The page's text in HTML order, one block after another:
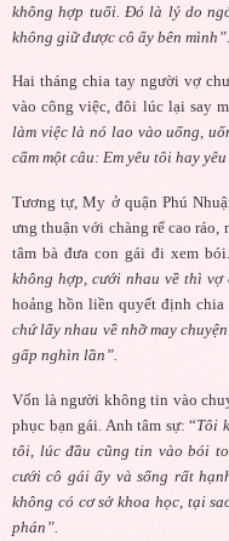
không hợp tuổi. Đó là lý do
không giữ được cô ấy bên mình”.
Hai tháng chia tay người vợ
vào công việc, đôi lúc lại say
làm việc là nó lao vào uống,
cẩm một câu: Em yêu tôi hay
Tương tự, My ở quận Phú
ưng thuận với chàng rể cao ráo,
tâm bà đưa con gái đi xem
không hợp, cưới nhau về thì
hoảng hồn liền quyết định
chứ lấy nhau về nhỡ may
gấp nghìn lần”.
Vốn là người không tin vào
phục bạn gái. Anh tâm sự: “Tôi
tôi, lúc đầu cũng tin vào bói
cưới cô gái ấy và sống rất
không có cơ sở khoa học, tại
phán”.